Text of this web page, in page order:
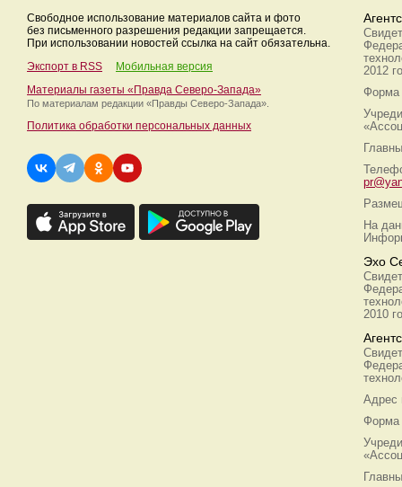
Свободное использование материалов сайта и фото
без письменного разрешения редакции запрещается.
При использовании новостей ссылка на сайт обязательна.
Экспорт в RSS
Мобильная версия
Материалы газеты «Правда Северо-Запада»
По материалам редакции «Правды Северо-Запада».
Политика обработки персональных данных
2012
Форма
На
Эхо
2010
Адрес
Форма